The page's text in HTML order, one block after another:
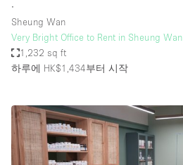
∙
Sheung Wan
Very Bright Office to Rent in Sheung Wan
1,232 sq ft
하루에 HK$1,434부터 시작